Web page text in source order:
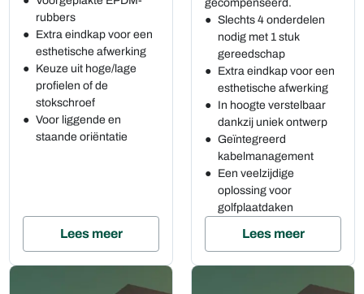
rubbers
Extra eindkap voor een
esthetische afwerking
Keuze uit hoge/lage
profielen of de
stokschroef
Voor liggende en
staande oriëntatie
Lees meer
gecompenseerd.
Slechts 4 onderdelen
nodig met 1 stuk
gereedschap
Extra eindkap voor een
esthetische afwerking
In hoogte verstelbaar
dankzij uniek ontwerp
Geïntegreerd
kabelmanagement
Een veelzijdige
oplossing voor
golfplaatdaken
Lees meer